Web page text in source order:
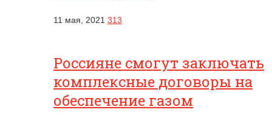
11 мая, 2021 313
Россияне смогут заключать
комплексные договоры на
обеспечение газом